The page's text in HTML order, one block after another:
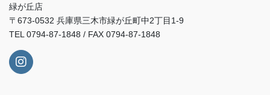
緑が丘店
〒673-0532 兵庫県三木市緑が丘町中2丁目1-9
TEL 0794-87-1848 / FAX 0794-87-1848